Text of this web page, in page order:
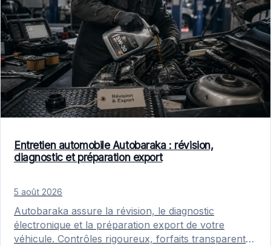
Entretien automobile Autobaraka : révision,
diagnostic et préparation export
5 août 2026
Autobaraka assure la révision, le diagnostic
électronique et la préparation export de votre
véhicule. Contrôles rigoureux, forfaits transparents